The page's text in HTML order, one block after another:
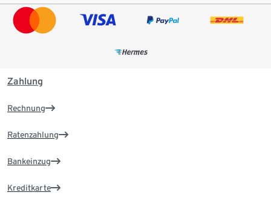
Zahlung
Rechnung
Ratenzahlung
Bankeinzug
Kreditkarte